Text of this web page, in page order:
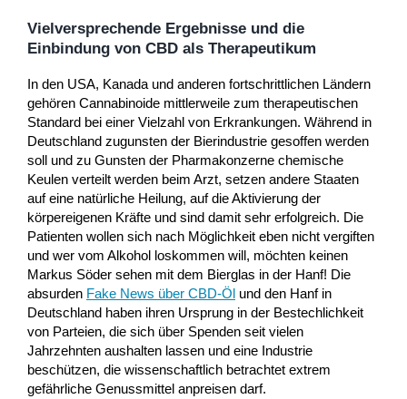
Vielversprechende Ergebnisse und die
Einbindung von CBD als Therapeutikum
In den USA, Kanada und anderen fortschrittlichen Ländern
gehören Cannabinoide mittlerweile zum therapeutischen
Standard bei einer Vielzahl von Erkrankungen. Während in
Deutschland zugunsten der Bierindustrie gesoffen werden
soll und zu Gunsten der Pharmakonzerne chemische
Keulen verteilt werden beim Arzt, setzen andere Staaten
auf eine natürliche Heilung, auf die Aktivierung der
körpereigenen Kräfte und sind damit sehr erfolgreich. Die
Patienten wollen sich nach Möglichkeit eben nicht vergiften
und wer vom Alkohol loskommen will, möchten keinen
Markus Söder sehen mit dem Bierglas in der Hanf! Die
absurden Fake News über CBD-Öl und den Hanf in
Deutschland haben ihren Ursprung in der Bestechlichkeit
von Parteien, die sich über Spenden seit vielen
Jahrzehnten aushalten lassen und eine Industrie
beschützen, die wissenschaftlich betrachtet extrem
gefährliche Genussmittel anpreisen darf.